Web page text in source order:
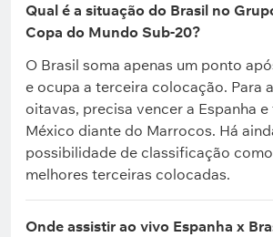
Qual é a situação do Brasil no
Copa do Mundo Sub-20?
O Brasil soma apenas um ponto
e ocupa a terceira colocação. Para
oitavas, precisa vencer a Espanha
México diante do Marrocos. Há
possibilidade de classificação
melhores terceiras colocadas.
Onde assistir ao vivo Espanha x